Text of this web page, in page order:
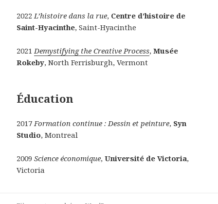
2022L’histoire dans la rue, Centre d’histoire de
Saint-Hyacinthe, Saint-Hyacinthe
2021Demystifying the Creative Process,Musée
Rokeby, North Ferrisburgh, Vermont
Éducation
2017Formation continue : Dessin et peinture, Syn
Studio, Montreal
2009Science économique,Université de Victoria,
Victoria